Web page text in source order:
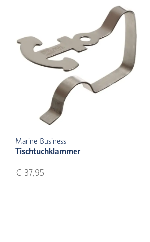
Marine Business
Tischtuchklammer
€ 37,95